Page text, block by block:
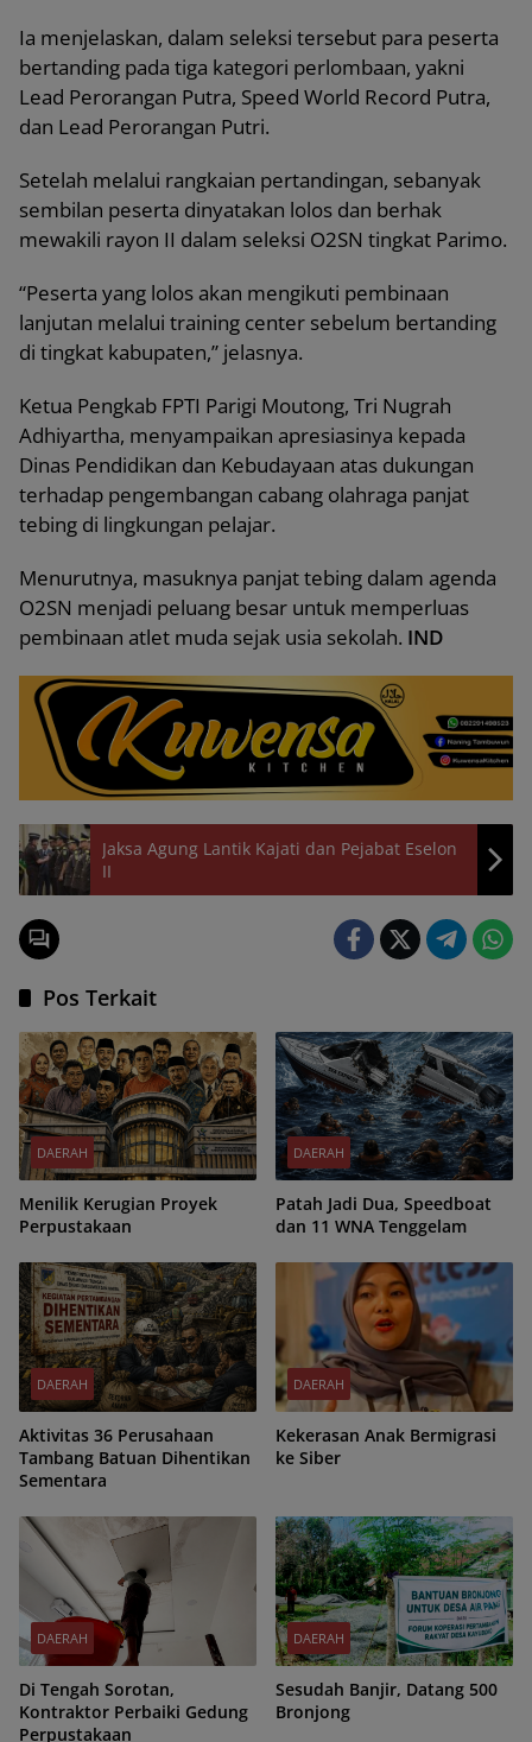
Ia menjelaskan, dalam seleksi tersebut para peserta
bertanding pada tiga kategori perlombaan, yakni
Lead Perorangan Putra, Speed World Record Putra,
dan Lead Perorangan Putri.
Setelah melalui rangkaian pertandingan, sebanyak
sembilan peserta dinyatakan lolos dan berhak
mewakili rayon II dalam seleksi O2SN tingkat Parimo.
“Peserta yang lolos akan mengikuti pembinaan
lanjutan melalui training center sebelum bertanding
di tingkat kabupaten,” jelasnya.
Ketua Pengkab FPTI Parigi Moutong, Tri Nugrah
Adhiyartha, menyampaikan apresiasinya kepada
Dinas Pendidikan dan Kebudayaan atas dukungan
terhadap pengembangan cabang olahraga panjat
tebing di lingkungan pelajar.
Menurutnya, masuknya panjat tebing dalam agenda
O2SN menjadi peluang besar untuk memperluas
pembinaan atlet muda sejak usia sekolah. IND
Jaksa Agung Lantik Kajati dan Pejabat Eselon
II
Pos Terkait
DAERAH
Menilik Kerugian Proyek
Perpustakaan
DAERAH
Patah Jadi Dua, Speedboat
dan 11 WNA Tenggelam
DAERAH
Aktivitas 36 Perusahaan
Tambang Batuan Dihentikan
Sementara
DAERAH
Kekerasan Anak Bermigrasi
ke Siber
DAERAH
Di Tengah Sorotan,
Kontraktor Perbaiki Gedung
Perpustakaan
DAERAH
Sesudah Banjir, Datang 500
Bronjong